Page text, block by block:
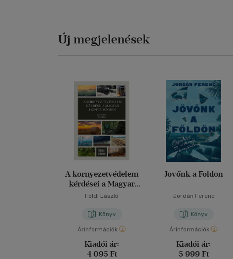
Új megjelenések
A környezetvédelem
kérdései a Magyar
Honvédségben
Földi László
Könyv
Árinformációk
Kiadói ár:
4 095 Ft
Jövőnk a Földön
Jordán Ferenc
Könyv
Árinformációk
Kiadói ár:
5 999 Ft